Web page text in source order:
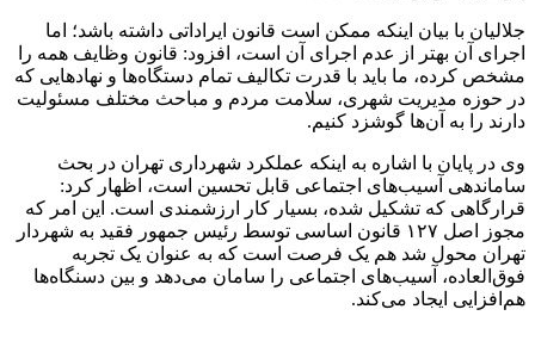
جلالیان با بیان اینکه ممکن است قانون ایراداتی داشته باشد؛ اما
اجرای آن بهتر از عدم اجرای آن است، افزود: قانون وظایف همه را
مشخص کرده، ما باید با قدرت تکالیف تمام دستگاه‌ها و نهادهایی که
در حوزه مدیریت شهری، سلامت مردم و مباحث مختلف مسئولیت
دارند را به آن‌ها گوشزد کنیم.
وی در پایان با اشاره به اینکه عملکرد شهرداری تهران در بحث
ساماندهی آسیب‌های اجتماعی قابل تحسین است، اظهار کرد:
قرارگاهی که تشکیل شده، بسیار کار ارزشمندی است. این امر که
مجوز اصل ۱۲۷ قانون اساسی توسط رئیس جمهور فقید به شهردار
تهران محول شد هم یک فرصت است که به عنوان یک تجربه
فوق‌العاده، آسیب‌های اجتماعی را سامان می‌دهد و بین دسنگاه‌ها
هم‌افزایی ایجاد می‌کند.